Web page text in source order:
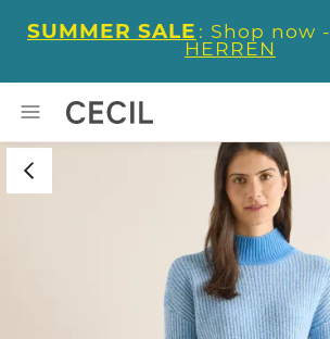
SUMMER SALE : Shop now -
HERREN